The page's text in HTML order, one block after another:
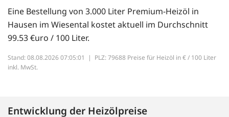
Eine Bestellung von 3.000 Liter Premium-Heizöl in
Hausen im Wiesental kostet aktuell im Durchschnitt
99.53 €uro / 100 Liter.
Stand: 08.08.2026 07:05:01 | PLZ: 79688 Preise für Heizöl in € / 100 Liter
inkl. MwSt.
Entwicklung der Heizölpreise